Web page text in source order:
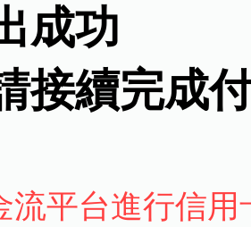
成功
續完成付
平台進行信用